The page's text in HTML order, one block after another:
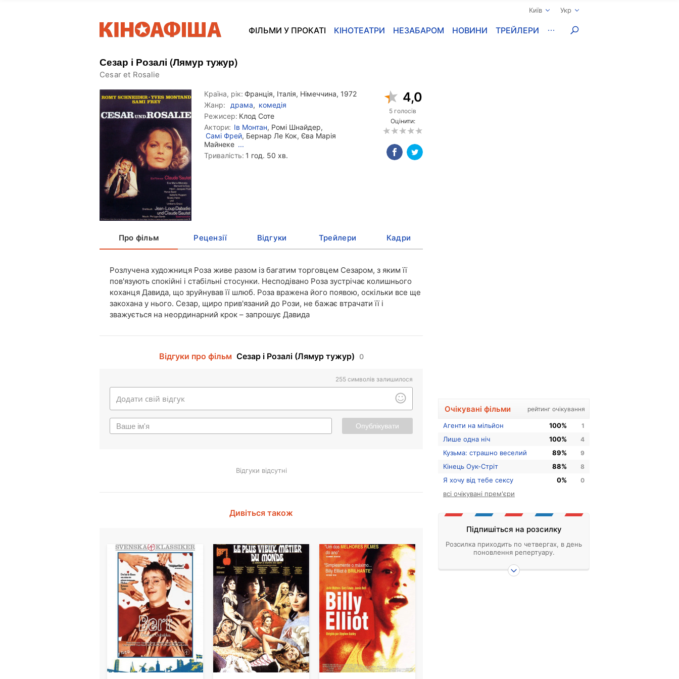
Київ Укр
ФІЛЬМИ У ПРОКАТІ КІНОТЕАТРИ НЕЗАБАРОМ НОВИНИ ТРЕЙЛЕРИ
Сезар і Розалі (Лямур тужур)
Cesar et Rosalie
Країна, рік: Франція, Італія, Німеччина, 1972
Жанр:
драма, комедія
Режисер: Клод Соте
Актори: Ів Монтан, Ромі Шнайдер,
Самі Фрей, Бернар Ле Кок, Єва Марія
Майнеке ...
Тривалість: 1 год. 50 хв.
4,0
5 голосів
Оцінити:
Про фільм Рецензії Відгуки Трейлери Кадри
Розлучена художниця Роза живе разом із багатим торговцем Сезаром, з яким її
пов'язують спокійні і стабільні стосунки. Несподівано Роза зустрічає колишнього
коханця Давида, що зруйнував її шлюб. Роза вражена його появою, оскільки все ще
закохана у нього. Сезар, щиро прив'язаний до Рози, не бажає втрачати її і
зважується на неординарний крок – запрошує Давида
Відгуки про фільм Сезар і Розалі (Лямур тужур) 0
255 символів залишилося
Опублікувати
Відгуки відсутні
Дивіться також
Очікувані фільми рейтинг очікування
Агенти на мільйон 100% 1
Лише одна ніч 100% 4
Кузьма: страшно веселий 89% 9
Кінець Оук-Стріт 88% 8
Я хочу від тебе сексу 0% 0
всі очікувані прем'єри
Підпишіться на розсилку
Розсилка приходить по четвергах, в день
поновлення репертуару.